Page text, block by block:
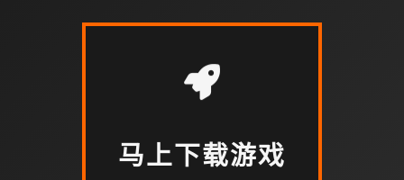
马上下载游戏